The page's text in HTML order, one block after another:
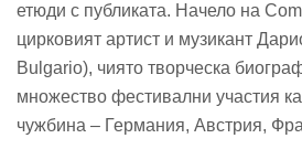
етюди с публиката. Начело на
цирковият артист и музикант
Bulgario), чиято творческа
множество фестивални участия
чужбина – Германия, Австрия,